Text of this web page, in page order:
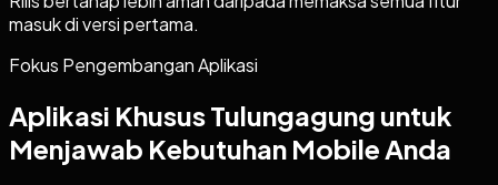
masuk di versi pertama.
Fokus Pengembangan Aplikasi
Aplikasi Khusus Tulungagung untuk
Menjawab Kebutuhan Mobile Anda